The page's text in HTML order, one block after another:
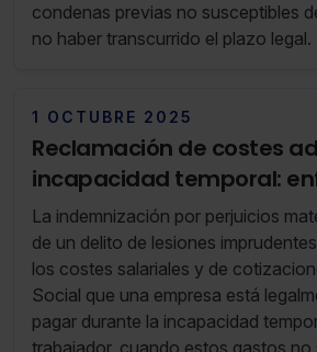
condenas previas no susceptibles
no haber transcurrido el plazo legal.
1 OCTUBRE 2025
Reclamación de costes
incapacidad temporal:
Actualización octubre
La indemnización por perjuicios
de un delito de lesiones
los costes salariales y de
Social que una empresa está
pagar durante la incapacidad
trabajador, cuando estos gastos no